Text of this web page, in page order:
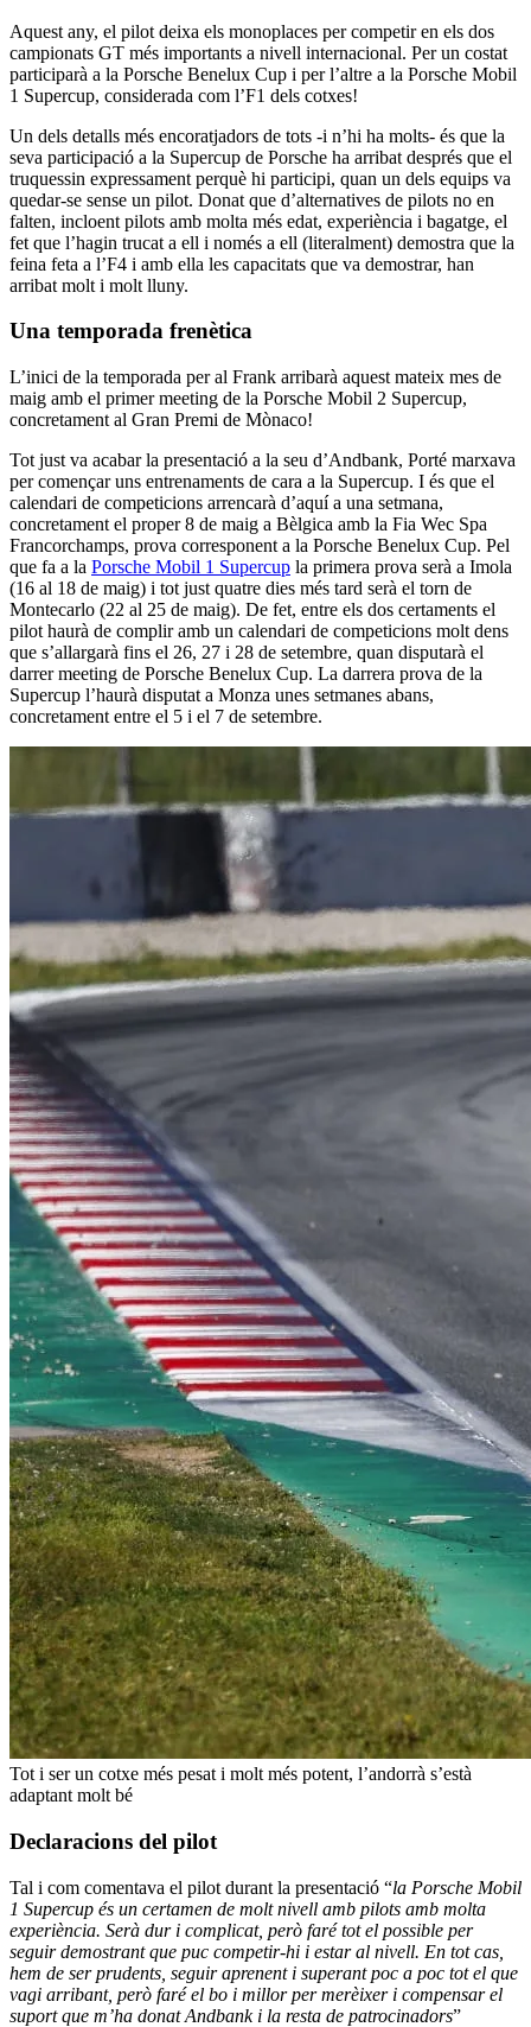
Aquest any, el pilot deixa els monoplaces per competir en els dos
campionats GT més importants a nivell internacional. Per un costat
participarà a la Porsche Benelux Cup i per l’altre a la Porsche Mobil
1 Supercup, considerada com l’F1 dels cotxes!
Un dels detalls més encoratjadors de tots -i n’hi ha molts- és que la
seva participació a la Supercup de Porsche ha arribat després que el
truquessin expressament perquè hi participi, quan un dels equips va
quedar-se sense un pilot. Donat que d’alternatives de pilots no en
falten, incloent pilots amb molta més edat, experiència i bagatge, el
fet que l’hagin trucat a ell i només a ell (literalment) demostra que la
feina feta a l’F4 i amb ella les capacitats que va demostrar, han
arribat molt i molt lluny.
Una temporada frenètica
L’inici de la temporada per al Frank arribarà aquest mateix mes de
maig amb el primer meeting de la Porsche Mobil 2 Supercup,
concretament al Gran Premi de Mònaco!
Tot just va acabar la presentació a la seu d’Andbank, Porté marxava
per començar uns entrenaments de cara a la Supercup. I és que el
calendari de competicions arrencarà d’aquí a una setmana,
concretament el proper 8 de maig a Bèlgica amb la Fia Wec Spa
Francorchamps, prova corresponent a la Porsche Benelux Cup. Pel
que fa a la Porsche Mobil 1 Supercup la primera prova serà a Imola
(16 al 18 de maig) i tot just quatre dies més tard serà el torn de
Montecarlo (22 al 25 de maig). De fet, entre els dos certaments el
pilot haurà de complir amb un calendari de competicions molt dens
que s’allargarà fins el 26, 27 i 28 de setembre, quan disputarà el
darrer meeting de Porsche Benelux Cup. La darrera prova de la
Supercup l’haurà disputat a Monza unes setmanes abans,
concretament entre el 5 i el 7 de setembre.
Tot i ser un cotxe més pesat i molt més potent, l’andorrà s’està
adaptant molt bé
Declaracions del pilot
Tal i com comentava el pilot durant la presentació “la Porsche Mobil
1 Supercup és un certamen de molt nivell amb pilots amb molta
experiència. Serà dur i complicat, però faré tot el possible per
seguir demostrant que puc competir-hi i estar al nivell. En tot cas,
hem de ser prudents, seguir aprenent i superant poc a poc tot el que
vagi arribant, però faré el bo i millor per merèixer i compensar el
suport que m’ha donat Andbank i la resta de patrocinadors”